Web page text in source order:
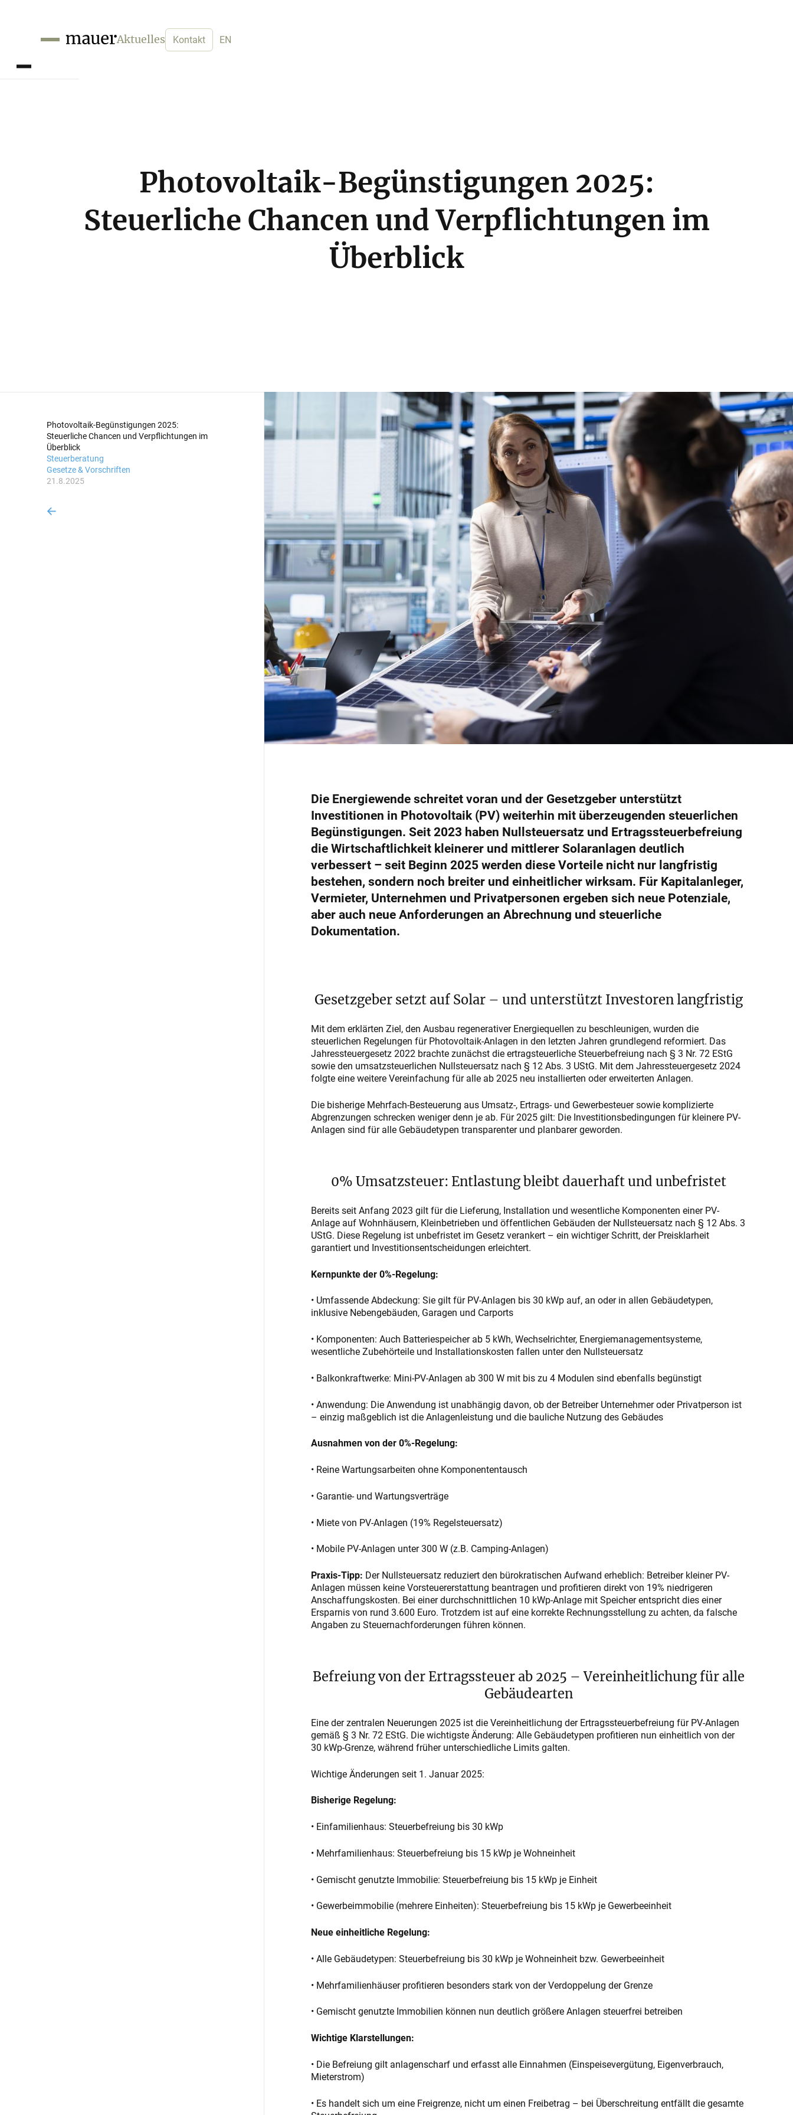
Aktuelles Kontakt EN
Photovoltaik-Begünstigungen 2025:
Steuerliche Chancen und Verpflichtungen im
Überblick
Photovoltaik-Begünstigungen 2025:
Steuerliche Chancen und Verpflichtungen im
Überblick
Steuerberatung
Gesetze & Vorschriften
21.8.2025
Die Energiewende schreitet voran und der Gesetzgeber unterstützt
Investitionen in Photovoltaik (PV) weiterhin mit überzeugenden steuerlichen
Begünstigungen. Seit 2023 haben Nullsteuersatz und Ertragssteuerbefreiung
die Wirtschaftlichkeit kleinerer und mittlerer Solaranlagen deutlich
verbessert – seit Beginn 2025 werden diese Vorteile nicht nur langfristig
bestehen, sondern noch breiter und einheitlicher wirksam. Für Kapitalanleger,
Vermieter, Unternehmen und Privatpersonen ergeben sich neue Potenziale,
aber auch neue Anforderungen an Abrechnung und steuerliche
Dokumentation.
Gesetzgeber setzt auf Solar – und unterstützt Investoren langfristig
Mit dem erklärten Ziel, den Ausbau regenerativer Energiequellen zu beschleunigen, wurden die
steuerlichen Regelungen für Photovoltaik-Anlagen in den letzten Jahren grundlegend reformiert. Das
Jahressteuergesetz 2022 brachte zunächst die ertragsteuerliche Steuerbefreiung nach § 3 Nr. 72 EStG
sowie den umsatzsteuerlichen Nullsteuersatz nach § 12 Abs. 3 UStG. Mit dem Jahressteuergesetz 2024
folgte eine weitere Vereinfachung für alle ab 2025 neu installierten oder erweiterten Anlagen.
Die bisherige Mehrfach-Besteuerung aus Umsatz-, Ertrags- und Gewerbesteuer sowie komplizierte
Abgrenzungen schrecken weniger denn je ab. Für 2025 gilt: Die Investitionsbedingungen für kleinere PV-
Anlagen sind für alle Gebäudetypen transparenter und planbarer geworden.
0% Umsatzsteuer: Entlastung bleibt dauerhaft und unbefristet
Bereits seit Anfang 2023 gilt für die Lieferung, Installation und wesentliche Komponenten einer PV-
Anlage auf Wohnhäusern, Kleinbetrieben und öffentlichen Gebäuden der Nullsteuersatz nach § 12 Abs. 3
UStG. Diese Regelung ist unbefristet im Gesetz verankert – ein wichtiger Schritt, der Preisklarheit
garantiert und Investitionsentscheidungen erleichtert.
Kernpunkte der 0%-Regelung:
• Umfassende Abdeckung: Sie gilt für PV-Anlagen bis 30 kWp auf, an oder in allen Gebäudetypen,
inklusive Nebengebäuden, Garagen und Carports
• Komponenten: Auch Batteriespeicher ab 5 kWh, Wechselrichter, Energiemanagementsysteme,
wesentliche Zubehörteile und Installationskosten fallen unter den Nullsteuersatz
• Balkonkraftwerke: Mini-PV-Anlagen ab 300 W mit bis zu 4 Modulen sind ebenfalls begünstigt
• Anwendung: Die Anwendung ist unabhängig davon, ob der Betreiber Unternehmer oder Privatperson ist
– einzig maßgeblich ist die Anlagenleistung und die bauliche Nutzung des Gebäudes
Ausnahmen von der 0%-Regelung:
• Reine Wartungsarbeiten ohne Komponententausch
• Garantie- und Wartungsverträge
• Miete von PV-Anlagen (19% Regelsteuersatz)
• Mobile PV-Anlagen unter 300 W (z.B. Camping-Anlagen)
Praxis-Tipp: Der Nullsteuersatz reduziert den bürokratischen Aufwand erheblich: Betreiber kleiner PV-
Anlagen müssen keine Vorsteuererstattung beantragen und profitieren direkt von 19% niedrigeren
Anschaffungskosten. Bei einer durchschnittlichen 10 kWp-Anlage mit Speicher entspricht dies einer
Ersparnis von rund 3.600 Euro. Trotzdem ist auf eine korrekte Rechnungsstellung zu achten, da falsche
Angaben zu Steuernachforderungen führen können.
Befreiung von der Ertragssteuer ab 2025 – Vereinheitlichung für alle
Gebäudearten
Eine der zentralen Neuerungen 2025 ist die Vereinheitlichung der Ertragssteuerbefreiung für PV-Anlagen
gemäß § 3 Nr. 72 EStG. Die wichtigste Änderung: Alle Gebäudetypen profitieren nun einheitlich von der
30 kWp-Grenze, während früher unterschiedliche Limits galten.
Wichtige Änderungen seit 1. Januar 2025:
Bisherige Regelung:
• Einfamilienhaus: Steuerbefreiung bis 30 kWp
• Mehrfamilienhaus: Steuerbefreiung bis 15 kWp je Wohneinheit
• Gemischt genutzte Immobilie: Steuerbefreiung bis 15 kWp je Einheit
• Gewerbeimmobilie (mehrere Einheiten): Steuerbefreiung bis 15 kWp je Gewerbeeinheit
Neue einheitliche Regelung:
• Alle Gebäudetypen: Steuerbefreiung bis 30 kWp je Wohneinheit bzw. Gewerbeeinheit
• Mehrfamilienhäuser profitieren besonders stark von der Verdoppelung der Grenze
• Gemischt genutzte Immobilien können nun deutlich größere Anlagen steuerfrei betreiben
Wichtige Klarstellungen:
• Die Befreiung gilt anlagenscharf und erfasst alle Einnahmen (Einspeisevergütung, Eigenverbrauch,
Mieterstrom)
• Es handelt sich um eine Freigrenze, nicht um einen Freibetrag – bei Überschreitung entfällt die gesamte